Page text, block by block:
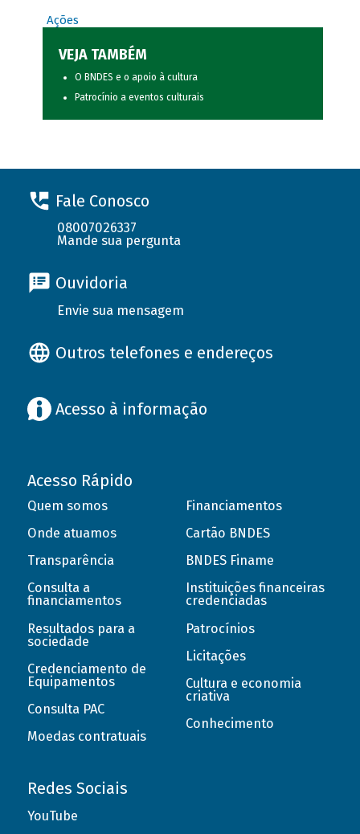
Ações
VEJA TAMBÉM
O BNDES e o apoio à cultura
Patrocínio a eventos culturais
Fale Conosco
08007026337
Mande sua pergunta
Ouvidoria
Envie sua mensagem
Outros telefones e endereços
Acesso à informação
Acesso Rápido
Quem somos
Onde atuamos
Transparência
Consulta a
financiamentos
Resultados para a
sociedade
Credenciamento de
Equipamentos
Consulta PAC
Moedas contratuais
Financiamentos
Cartão BNDES
BNDES Finame
Instituições financeiras
credenciadas
Patrocínios
Licitações
Cultura e economia
criativa
Conhecimento
Redes Sociais
YouTube